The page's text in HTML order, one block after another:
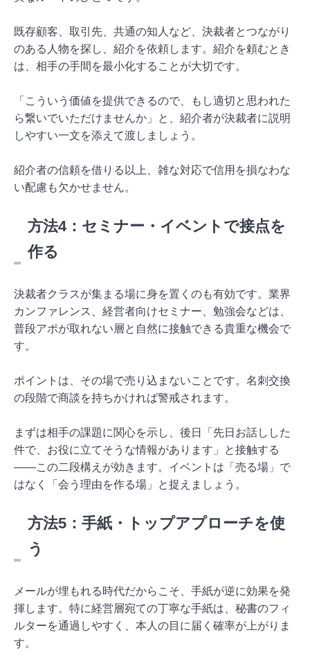
既存顧客、取引先、共通の知人など、決裁者とつながり
のある人物を探し、紹介を依頼します。紹介を頼むとき
は、相手の手間を最小化することが大切です。
「こういう価値を提供できるので、もし適切と思われた
ら繋いでいただけませんか」と、紹介者が決裁者に説明
しやすい一文を添えて渡しましょう。
紹介者の信頼を借りる以上、雑な対応で信用を損なわな
い配慮も欠かせません。
方法4：セミナー・イベントで接点を
作る
決裁者クラスが集まる場に身を置くのも有効です。業界
カンファレンス、経営者向けセミナー、勉強会などは、
普段アポが取れない層と自然に接触できる貴重な機会で
す。
ポイントは、その場で売り込まないことです。名刺交換
の段階で商談を持ちかければ警戒されます。
まずは相手の課題に関心を示し、後日「先日お話しした
件で、お役に立てそうな情報があります」と接触する
——この二段構えが効きます。イベントは「売る場」で
はなく「会う理由を作る場」と捉えましょう。
方法5：手紙・トップアプローチを使
う
メールが埋もれる時代だからこそ、手紙が逆に効果を発
揮します。特に経営層宛ての丁寧な手紙は、秘書のフィ
ルターを通過しやすく、本人の目に届く確率が上がりま
す。